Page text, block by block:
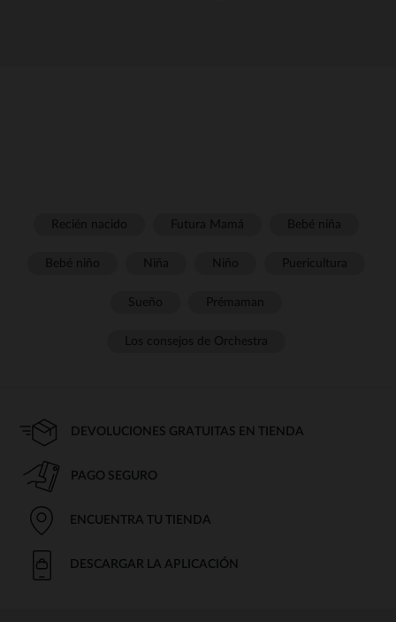
DEVOLUCIONES GRATUITAS EN TIENDA
PAGO SEGURO
ENCUENTRA TU TIENDA
DESCARGAR LA APLICACIÓN